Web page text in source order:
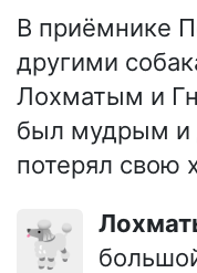
В приёмнике
другими
Лохматым и
был мудрым и
потерял свою
🐩